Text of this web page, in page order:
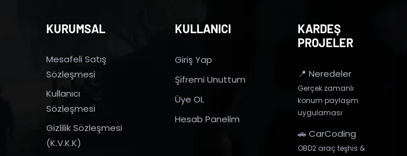
KURUMSAL
Mesafeli Satış
Sözleşmesi
Kullanıcı
Sözleşmesi
Gizlilik Sözleşmesi
(K.V.K.K)
KULLANICI
Giriş Yap
Şifremi Unuttum
Üye OL
Hesab Panelim
KARDEŞ
PROJELER
📍 Neredeler
Gerçek zamanlı
konum paylaşım
uygulaması
🚗 CarCoding
OBD2 araç teşhis &